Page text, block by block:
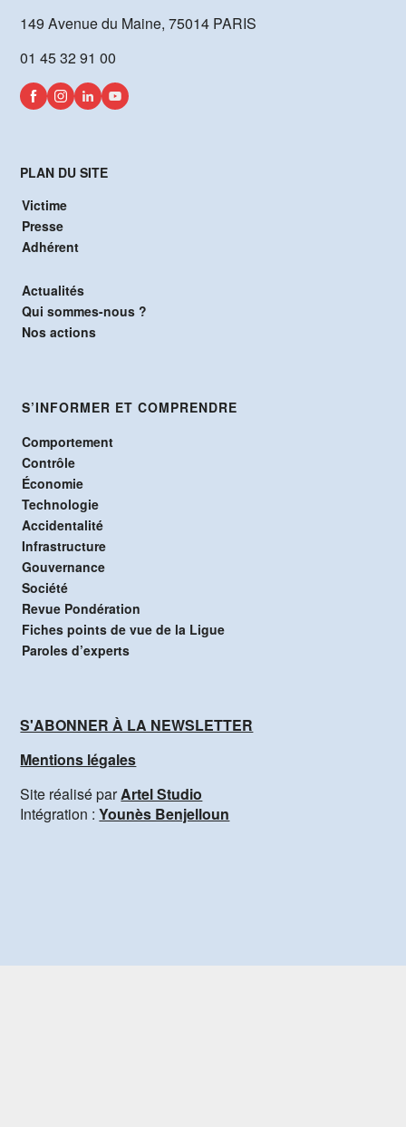
149 Avenue du Maine, 75014 PARIS
01 45 32 91 00
PLAN DU SITE
Victime
Presse
Adhérent
Actualités
Qui sommes-nous ?
Nos actions
S’INFORMER ET COMPRENDRE
Comportement
Contrôle
Économie
Technologie
Accidentalité
Infrastructure
Gouvernance
Société
Revue Pondération
Fiches points de vue de la Ligue
Paroles d’experts
S'ABONNER À LA NEWSLETTER
Mentions légales
Site réalisé parArtel Studio
Intégration :Younès Benjelloun